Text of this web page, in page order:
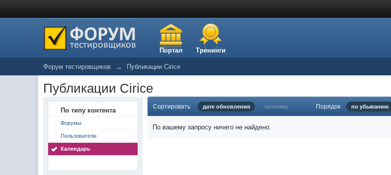
Портал Тренинги
Форум тестировщиков → Публикации Cirice
Публикации Cirice
По типу контента
Форумы
Пользователи
Календарь
Сортировать дате обновления заголовку Порядок по убыванию
По вашему запросу ничего не найдено.